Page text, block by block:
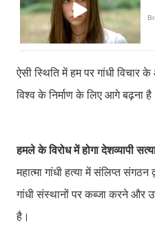
ऐसी स्थिति में हम पर गांधी
विश्व के निर्माण के लिए आगे बढ़ना
हमले के विरोध में होगा देशव्यापी
महात्मा गांधी हत्या में संलिप्त
गांधी संस्थानों पर कब्जा करने और
है।